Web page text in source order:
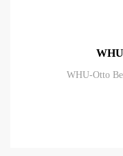
WHU-Otto